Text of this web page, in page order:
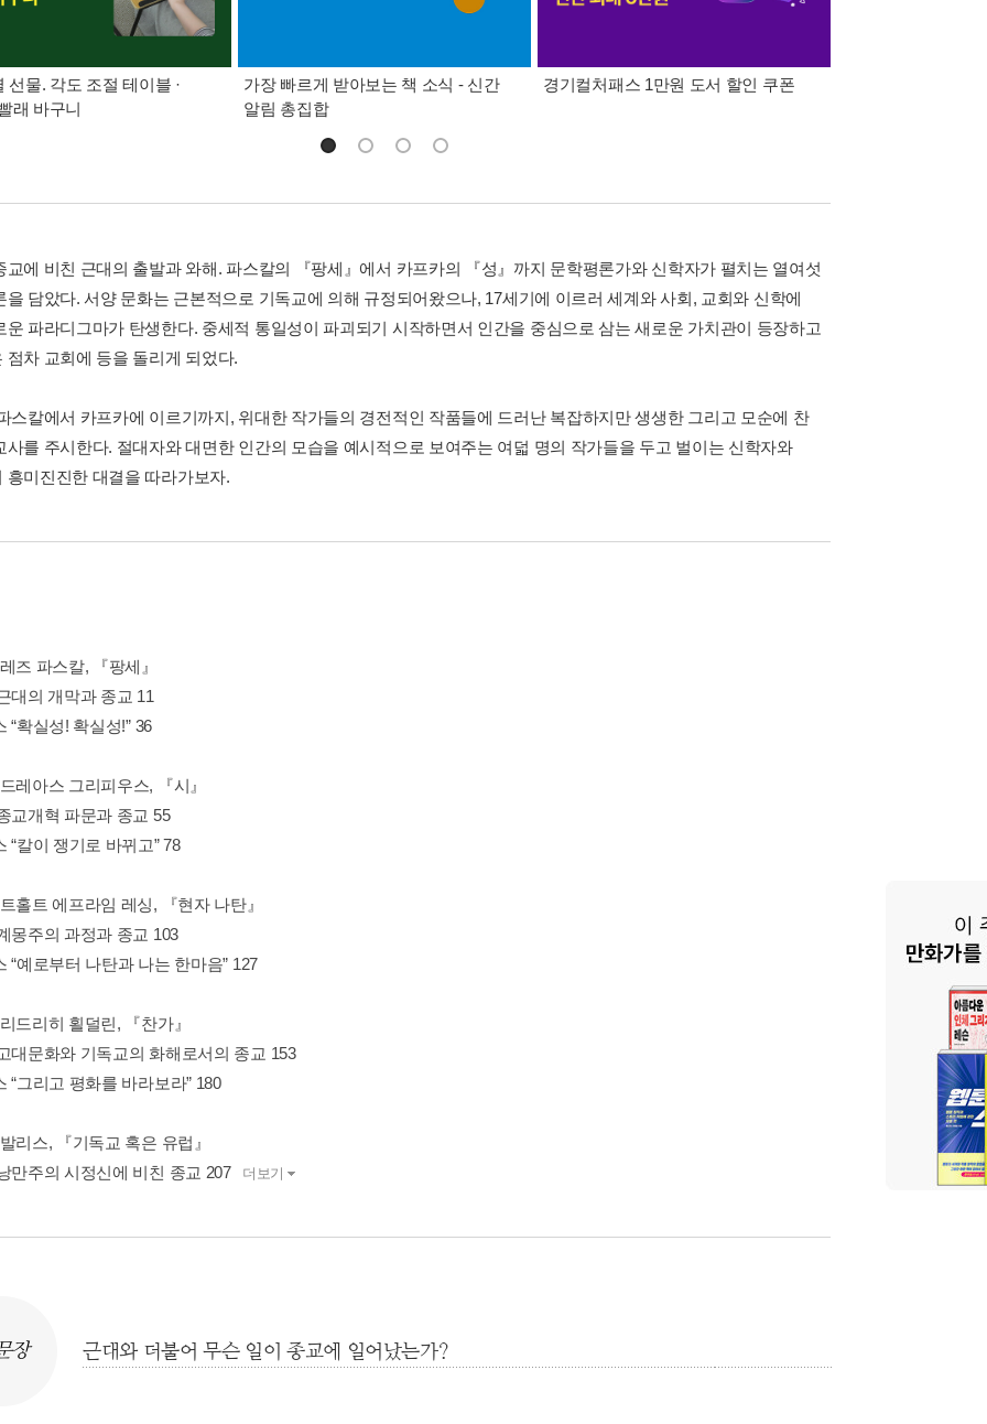
선물. 각도 조절 테이블 ·
래 바구니
가장 빠르게 받아보는 책 소식 - 신간
알림 총집합
경기컬처패스 1만원 도서 할인 쿠폰
교에 비친 근대의 출발과 와해. 파스칼의 『팡세』에서 카프카의 『성』까지 문학평론가와 신학자가 펼치는 열여섯
을 담았다. 서양 문화는 근본적으로 기독교에 의해 규정되어왔으나, 17세기에 이르러 세계와 사회, 교회와 신학에
운 파라디그마가 탄생한다. 중세적 통일성이 파괴되기 시작하면서 인간을 중심으로 삼는 새로운 가치관이 등장하고
점차 교회에 등을 돌리게 되었다.
스칼에서 카프카에 이르기까지, 위대한 작가들의 경전적인 작품들에 드러난 복잡하지만 생생한 그리고 모순에 찬
사를 주시한다. 절대자와 대면한 인간의 모습을 예시적으로 보여주는 여덟 명의 작가들을 두고 벌이는 신학자와
흥미진진한 대결을 따라가보자.
즈 파스칼, 『팡세』
대의 개막과 종교 11
“확실성! 확실성!” 36
레아스 그리피우스, 『시』
교개혁 파문과 종교 55
“칼이 쟁기로 바뀌고” 78
홀트 에프라임 레싱, 『현자 나탄』
몽주의 과정과 종교 103
“예로부터 나탄과 나는 한마음” 127
드리히 횔덜린, 『찬가』
대문화와 기독교의 화해로서의 종교 153
“그리고 평화를 바라보라” 180
리스, 『기독교 혹은 유럽』
만주의 시정신에 비친 종교 207
더보기
장 근대와 더불어 무슨 일이 종교에 일어났는가?